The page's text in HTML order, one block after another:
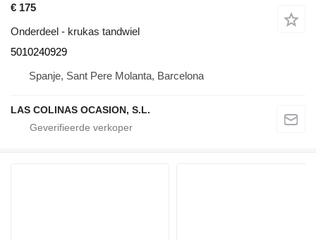
€ 175
Onderdeel - krukas tandwiel
5010240929
Spanje, Sant Pere Molanta, Barcelona
LAS COLINAS OCASION, S.L.